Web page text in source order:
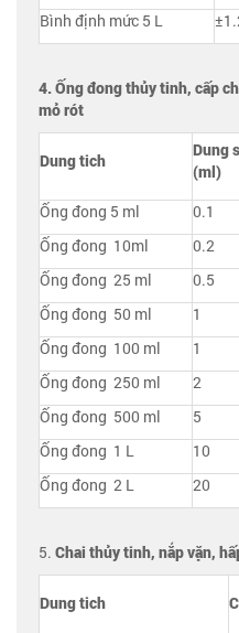
Bình định mức 5 L
4. Ống đong thủy tinh, cấp
mỏ rót
Dung tich
Dung
(ml)
Ống đong 5 ml
0.1
Ống đong 10ml
0.2
Ống đong 25 ml
0.5
Ống đong 50 ml
1
Ống đong 100 ml
1
Ống đong 250 ml
2
Ống đong 500 ml
5
Ống đong 1 L
10
Ống đong 2 L
20
5. Chai thủy tinh, nắp vặn,
Dung tich